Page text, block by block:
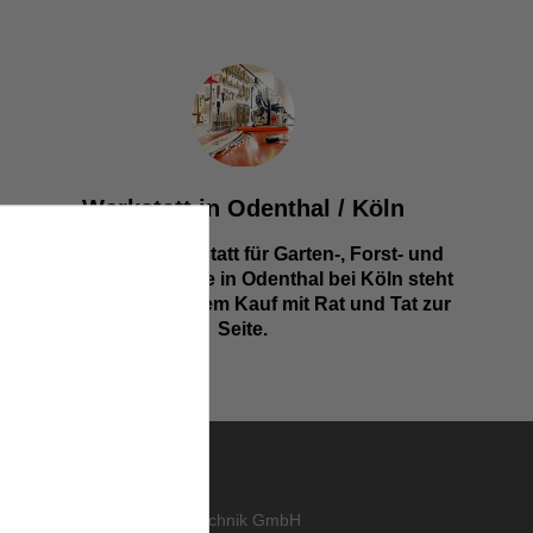
Werkstatt in Odenthal / Köln
Unsere Fachwerkstatt für Garten-, Forst- und
Landtechnik- Geräte in Odenthal bei Köln steht
Ihnen auch nach dem Kauf mit Rat und Tat zur
Seite.
ORTH Landtechnik GmbH